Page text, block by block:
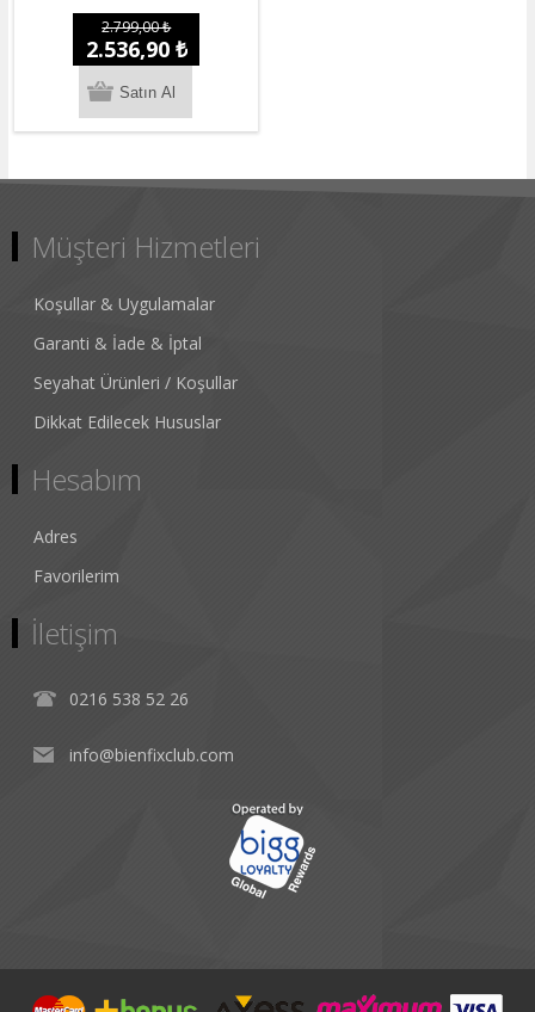
2.799,00 ₺
2.536,90 ₺
Müşteri Hizmetleri
Koşullar & Uygulamalar
Garanti & İade & İptal
Seyahat Ürünleri / Koşullar
Dikkat Edilecek Hususlar
Hesabım
Adres
Favorilerim
İletişim
0216 538 52 26
info@bienfixclub.com